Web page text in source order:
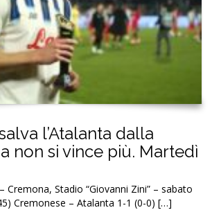
l’Atalanta dalla
non si vince più. Martedì
Cremona, Stadio “Giovanni Zini” – sabato
Cremonese – Atalanta 1-1 (0-0) […]